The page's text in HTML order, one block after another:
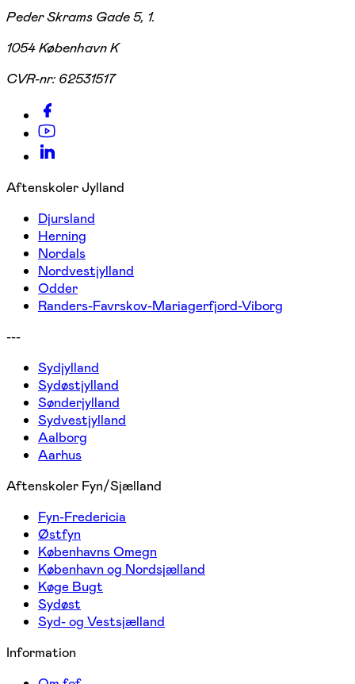
Peder Skrams Gade 5, 1.
1054 København K
CVR-nr: 62531517
Aftenskoler Jylland
Djursland
Herning
Nordals
Nordvestjylland
Odder
Randers-Favrskov-Mariagerfjord-Viborg
---
Sydjylland
Sydøstjylland
Sønderjylland
Sydvestjylland
Aalborg
Aarhus
Aftenskoler Fyn/Sjælland
Fyn-Fredericia
Østfyn
Københavns Omegn
København og Nordsjælland
Køge Bugt
Sydøst
Syd- og Vestsjælland
Information